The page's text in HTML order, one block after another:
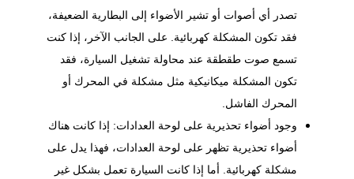
تصدر أي أصوات أو تشير الأضواء إلى البطارية الضعيفة،
فقد تكون المشكلة كهربائية. على الجانب الآخر، إذا كنت
تسمع صوت طقطقة عند محاولة تشغيل السيارة، فقد
تكون المشكلة ميكانيكية مثل مشكلة في المحرك أو
المحرك الفاشل.
وجود أضواء تحذيرية على لوحة العدادات: إذا كانت هناك
أضواء تحذيرية تظهر على لوحة العدادات، فهذا يدل على
مشكلة كهربائية. أما إذا كانت السيارة تعمل بشكل غير